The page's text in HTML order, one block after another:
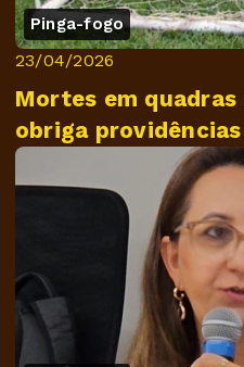
Pinga-fogo
23/04/2026
Mortes em quadras
obriga